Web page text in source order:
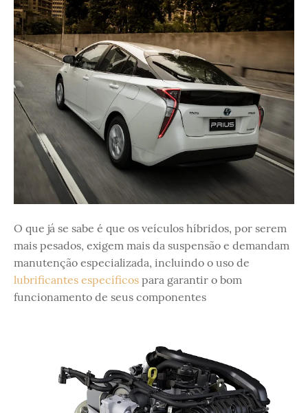
O que já se sabe é que os veículos híbridos, por serem
mais pesados, exigem mais da suspensão e demandam
manutenção especializada, incluindo o uso de
lubrificantes específicos para garantir o bom
funcionamento de seus componentes